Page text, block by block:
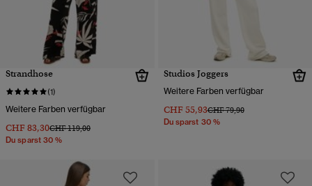
Strandhose
(1)
Weitere Farben verfügbar
CHF 83,30Preis wurde reduziert von
CHF 119,00bis
Du sparst 30 %
Studios Joggers
Weitere Farben verfügbar
CHF 55,93Preis wurde reduziert von
CHF 79,90bis
Du sparst 30 %